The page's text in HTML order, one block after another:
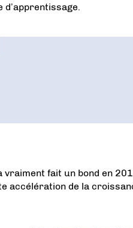
d’apprentissage.
fait un bond en
accélération de la